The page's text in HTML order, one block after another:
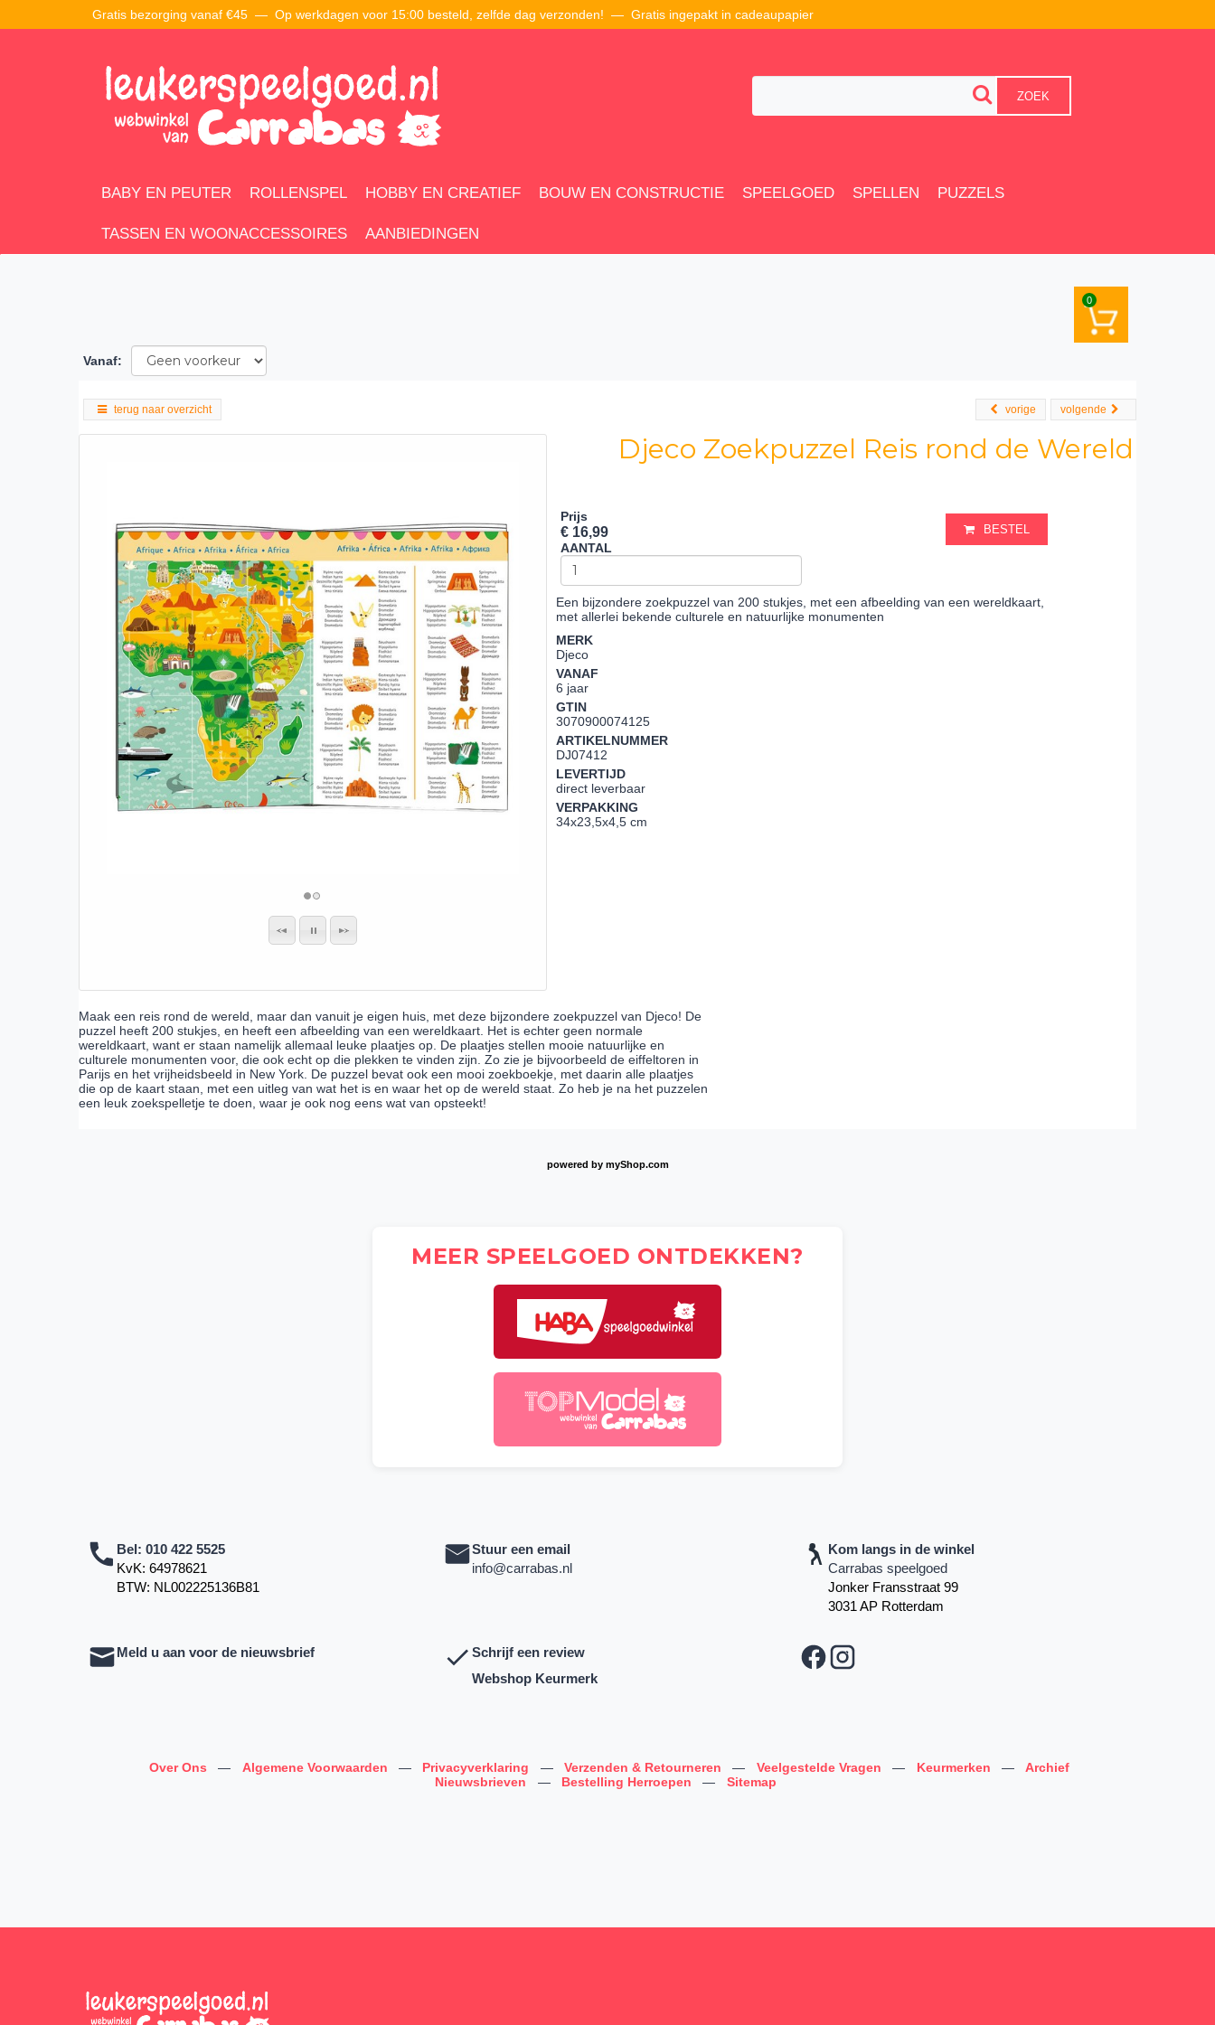
Gratis bezorging vanaf €45 — Op werkdagen voor 15:00 besteld, zelfde dag verzonden! — Gratis ingepakt in cadeaupapier
ZOEK
BABY EN PEUTER ROLLENSPEL HOBBY EN CREATIEF BOUW EN CONSTRUCTIE SPEELGOED SPELLEN PUZZELS
TASSEN EN WOONACCESSOIRES AANBIEDINGEN
0
Vanaf:
terug naar overzicht volgende
vorige
Djeco Zoekpuzzel Reis rond de Wereld
Prijs
€ 16,99
AANTAL
BESTEL
Een bijzondere zoekpuzzel van 200 stukjes, met een afbeelding van een wereldkaart,
met allerlei bekende culturele en natuurlijke monumenten
MERK
Djeco
VANAF
6 jaar
GTIN
3070900074125
ARTIKELNUMMER
DJ07412
LEVERTIJD
direct leverbaar
VERPAKKING
34x23,5x4,5 cm
Maak een reis rond de wereld, maar dan vanuit je eigen huis, met deze bijzondere zoekpuzzel van Djeco! De
puzzel heeft 200 stukjes, en heeft een afbeelding van een wereldkaart. Het is echter geen normale
wereldkaart, want er staan namelijk allemaal leuke plaatjes op. De plaatjes stellen mooie natuurlijke en
culturele monumenten voor, die ook echt op die plekken te vinden zijn. Zo zie je bijvoorbeeld de eiffeltoren in
Parijs en het vrijheidsbeeld in New York. De puzzel bevat ook een mooi zoekboekje, met daarin alle plaatjes
die op de kaart staan, met een uitleg van wat het is en waar het op de wereld staat. Zo heb je na het puzzelen
een leuk zoekspelletje te doen, waar je ook nog eens wat van opsteekt!
powered by myShop.com
MEER SPEELGOED ONTDEKKEN?
Bel: 010 422 5525
KvK: 64978621
BTW: NL002225136B81
Stuur een email
info@carrabas.nl
Kom langs in de winkel
Carrabas speelgoed
Jonker Fransstraat 99
3031 AP Rotterdam
Meld u aan voor de nieuwsbrief
Schrijf een review
Webshop Keurmerk
Over Ons — Algemene Voorwaarden — Privacyverklaring — Verzenden & Retourneren — Veelgestelde Vragen — Keurmerken —
Archief
Nieuwsbrieven
— Bestelling Herroepen — Sitemap